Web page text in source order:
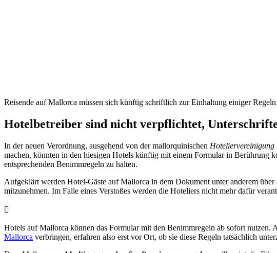
Reisende auf Mallorca müssen sich künftig schriftlich zur Einhaltung einiger
Hotelbetreiber sind nicht verpflichtet,
In der neuen Verordnung, ausgehend von der mallorquinischen
machen, könnten in den hiesigen Hotels künftig mit einem Formular in Berührung
entsprechenden Benimmregeln zu halten.
Aufgeklärt werden Hotel-Gäste auf Mallorca in dem Dokument unter anderem über
mitzunehmen. Im Falle eines Verstoßes werden die Hoteliers nicht mehr dafür
Hotels auf Mallorca können das Formular mit den Benimmregeln ab sofort
Mallorca verbringen, erfahren also erst vor Ort, ob sie diese Regeln tatsächlich